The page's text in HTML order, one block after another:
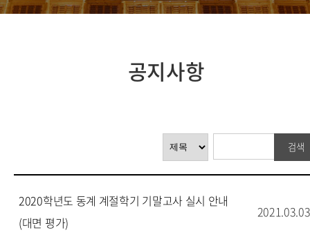
공지사항
2020학년도 동계 계절학기 기말고사 실시 안내
(대면 평가)
2021.03.03